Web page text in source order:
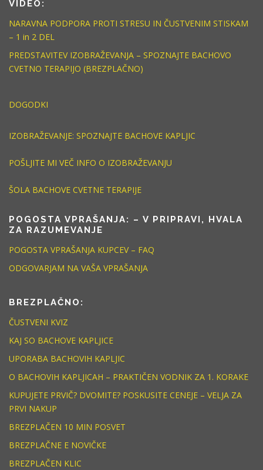
VIDEO:
NARAVNA PODPORA PROTI STRESU IN ČUSTVENIM STISKAM
– 1 in 2 DEL
PREDSTAVITEV IZOBRAŽEVANJA – SPOZNAJTE BACHOVO
CVETNO TERAPIJO (BREZPLAČNO)
DOGODKI
IZOBRAŽEVANJE: SPOZNAJTE BACHOVE KAPLJIC
POŠLJITE MI VEČ INFO O IZOBRAŽEVANJU
ŠOLA BACHOVE CVETNE TERAPIJE
POGOSTA VPRAŠANJA: – V PRIPRAVI, HVALA
ZA RAZUMEVANJE
POGOSTA VPRAŠANJA KUPCEV – FAQ
ODGOVARJAM NA VAŠA VPRAŠANJA
BREZPLAČNO:
ČUSTVENI KVIZ
KAJ SO BACHOVE KAPLJICE
UPORABA BACHOVIH KAPLJIC
O BACHOVIH KAPLJICAH – PRAKTIČEN VODNIK ZA 1. KORAKE
KUPUJETE PRVIČ? DVOMITE? POSKUSITE CENEJE – VELJA ZA
PRVI NAKUP
BREZPLAČEN 10 MIN POSVET
BREZPLAČNE E NOVIČKE
BREZPLAČEN KLIC